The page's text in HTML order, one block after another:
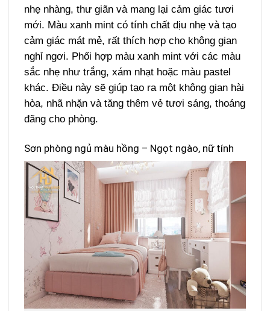
nhẹ nhàng, thư giãn và mang lại cảm giác tươi
mới. Màu xanh mint có tính chất dịu nhẹ và tạo
cảm giác mát mẻ, rất thích hợp cho không gian
nghỉ ngơi. Phối hợp màu xanh mint với các màu
sắc nhẹ như trắng, xám nhạt hoặc màu pastel
khác. Điều này sẽ giúp tạo ra một không gian hài
hòa, nhã nhặn và tăng thêm vẻ tươi sáng, thoáng
đãng cho phòng.
Sơn phòng ngủ màu hồng – Ngọt ngào, nữ tính